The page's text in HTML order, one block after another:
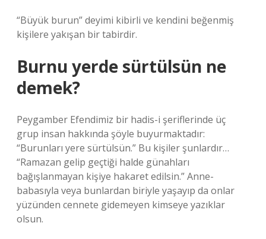
“Büyük burun” deyimi kibirli ve kendini beğenmiş
kişilere yakışan bir tabirdir.
Burnu yerde sürtülsün ne
demek?
Peygamber Efendimiz bir hadis-i şeriflerinde üç
grup insan hakkında şöyle buyurmaktadır:
“Burunları yere sürtülsün.” Bu kişiler şunlardır…
“Ramazan gelip geçtiği halde günahları
bağışlanmayan kişiye hakaret edilsin.” Anne-
babasıyla veya bunlardan biriyle yaşayıp da onlar
yüzünden cennete gidemeyen kimseye yazıklar
olsun.